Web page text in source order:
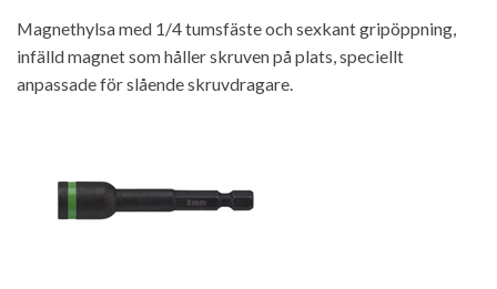
Magnethylsa med 1/4 tumsfäste och sexkant gripöppning,
infälld magnet som håller skruven på plats, speciellt
anpassade för slående skruvdragare.